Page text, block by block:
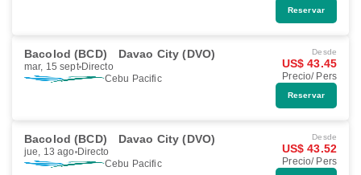
Reservar
Bacolod (BCD) Davao City (DVO)
mar, 15 sept Directo
Cebu Pacific
Desde
US$ 43.45
Precio/ Pers
Reservar
Bacolod (BCD) Davao City (DVO)
jue, 13 ago Directo
Cebu Pacific
Desde
US$ 43.52
Precio/ Pers